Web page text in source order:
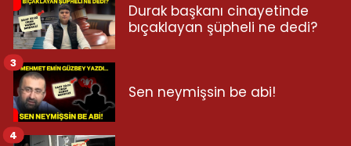
Durak başkanı cinayetinde
bıçaklayan şüpheli ne dedi?
Sen neymişsin be abi!
3
4